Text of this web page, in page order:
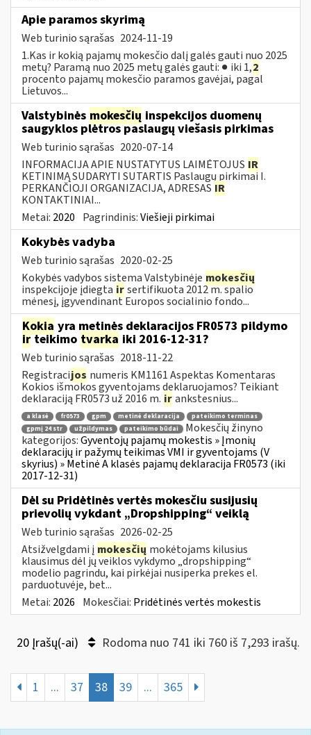
Apie paramos skyrimą
Web turinio sąrašas 2024-11-19
1.Kas ir kokią pajamų mokesčio dalį galės gauti nuo 2025
metų? Paramą nuo 2025 metų galės gauti: ● iki 1,2
procento pajamų mokesčio paramos gavėjai, pagal
Lietuvos...
Valstybinės mokesčių inspekcijos duomenų
saugyklos plėtros paslaugų viešasis pirkimas
Web turinio sąrašas 2020-07-14
INFORMACIJA APIE NUSTATYTUS LAIMĖTOJUS IR
KETINIMĄ SUDARYTI SUTARTIS Paslaugų pirkimai I.
PERKANČIOJI ORGANIZACIJA, ADRESAS IR
KONTAKTINIAI...
Metai: 2020 Pagrindinis:Viešieji pirkimai
Kokybės vadyba
Web turinio sąrašas 2020-02-25
Kokybės vadybos sistema Valstybinėje mokesčių
inspekcijoje įdiegta irsertifikuota 2012 m. spalio
mėnesį, įgyvendinant Europos socialinio fondo...
Kokia yra metinės deklaracijos FR0573 pildymo
irteikimo tvarka iki 2016-12-31?
Web turinio sąrašas 2018-11-22
Registracijos numeris KM1161 Aspektas Komentaras
Kokios išmokos gyventojams deklaruojamos? Teikiant
deklaraciją FR0573 už 2016 m. irankstesnius...
a klasė fr0573 gpm metinė deklaracija
pateikimo terminas
gpmį 24 str
užpildymas pateikimo būdai
Mokesčių žinyno
kategorijos:Gyventojų pajamų mokestis » Įmonių
deklaracijų ir pažymų teikimas VMI ir gyventojams (V
skyrius) » Metinė A klasės pajamų deklaracija FR0573 (iki
2017-12-31)
Dėl su Pridėtinės vertės mokesčiu susijusių
prievolių vykdant „Dropshipping“ veiklą
Web turinio sąrašas 2026-02-25
Atsižvelgdami į mokesčių mokėtojams kilusius
klausimus dėl jų veiklos vykdymo „dropshipping“
modelio pagrindu, kai pirkėjai nusiperka prekes el.
parduotuvėje, bet...
Metai: 2026 Mokesčiai: Pridėtinės vertės mokestis
20 Įrašų(-ai) Rodoma nuo 741 iki 760 iš 7,293 irašų.
1 ... 37 38 39 ... 365